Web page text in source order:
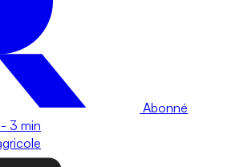
Abonné
- 3 min